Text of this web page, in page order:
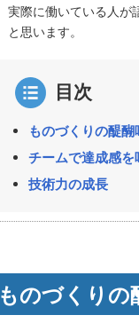
実際に働いている人が
と思います。
目次
ものづくりの醍
チームで達成感
技術力の成長
ものづくりの